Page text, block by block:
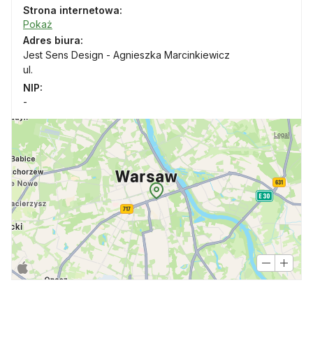
Strona internetowa:
Pokaż
Adres biura:
Jest Sens Design - Agnieszka Marcinkiewicz
ul.
NIP:
-
Legal